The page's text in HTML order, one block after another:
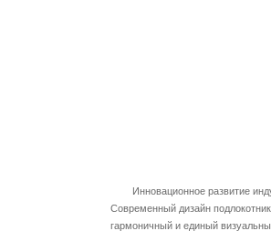
Инновационное развитие
Современный дизайн
гармоничный и единый